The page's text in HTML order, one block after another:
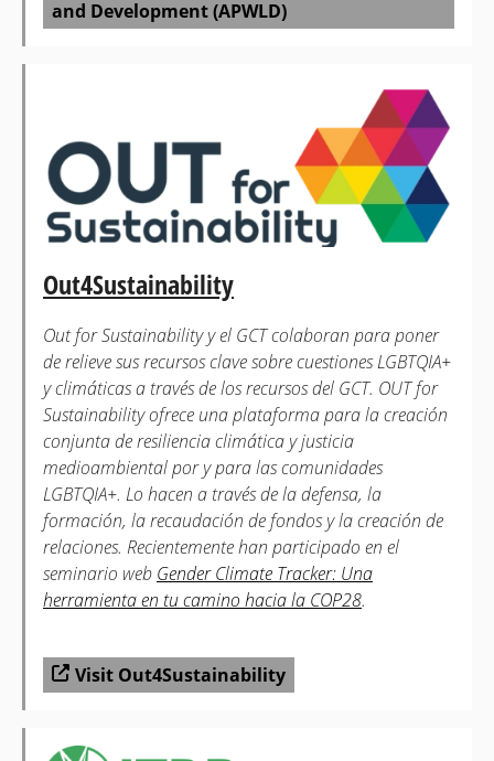
and Development (APWLD)
Out4Sustainability
Out for Sustainability y el GCT colaboran para poner
de relieve sus recursos clave sobre cuestiones LGBTQIA+
y climáticas a través de los recursos del GCT. OUT for
Sustainability ofrece una plataforma para la creación
conjunta de resiliencia climática y justicia
medioambiental por y para las comunidades
LGBTQIA+. Lo hacen a través de la defensa, la
formación, la recaudación de fondos y la creación de
relaciones. Recientemente han participado en el
seminario web Gender Climate Tracker: Una
herramienta en tu camino hacia la COP28.
Visit Out4Sustainability